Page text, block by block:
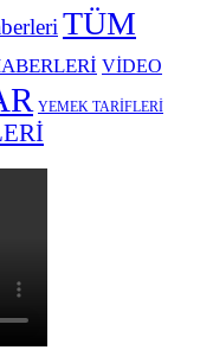
TÜM
VİDEO
YEMEK TARİFLERİ